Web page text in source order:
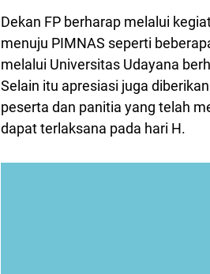
Dekan FP berharap melalui
menuju PIMNAS seperti
melalui Universitas Udayana
Selain itu apresiasi juga
peserta dan panitia yang telah
dapat terlaksana pada hari H.